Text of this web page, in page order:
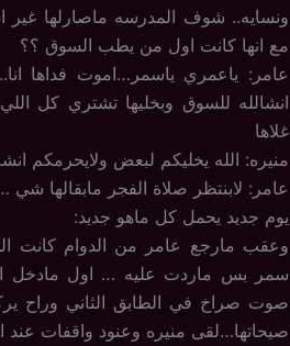
ونسايه.. شوف المدرسه ماصارلها
مع انها كانت اول من يطب السوق ؟؟
عامر: ياعمري ياسمر…اموت فداها
انشالله للسوق وبخليها تشتري كل
غلاها
منيره: الله يخليكم لبعض ولايحرمكم
عامر: لابنتظر صلاة الفجر مابقالها شي
يوم جديد يحمل كل ماهو جديد:
وعقب مارجع عامر من الدوام كانت
سمر بس ماردت عليه … اول مادخل
صوت صراخ في الطابق الثاني
صيحاتها…لقى منيره وعنود واقفات